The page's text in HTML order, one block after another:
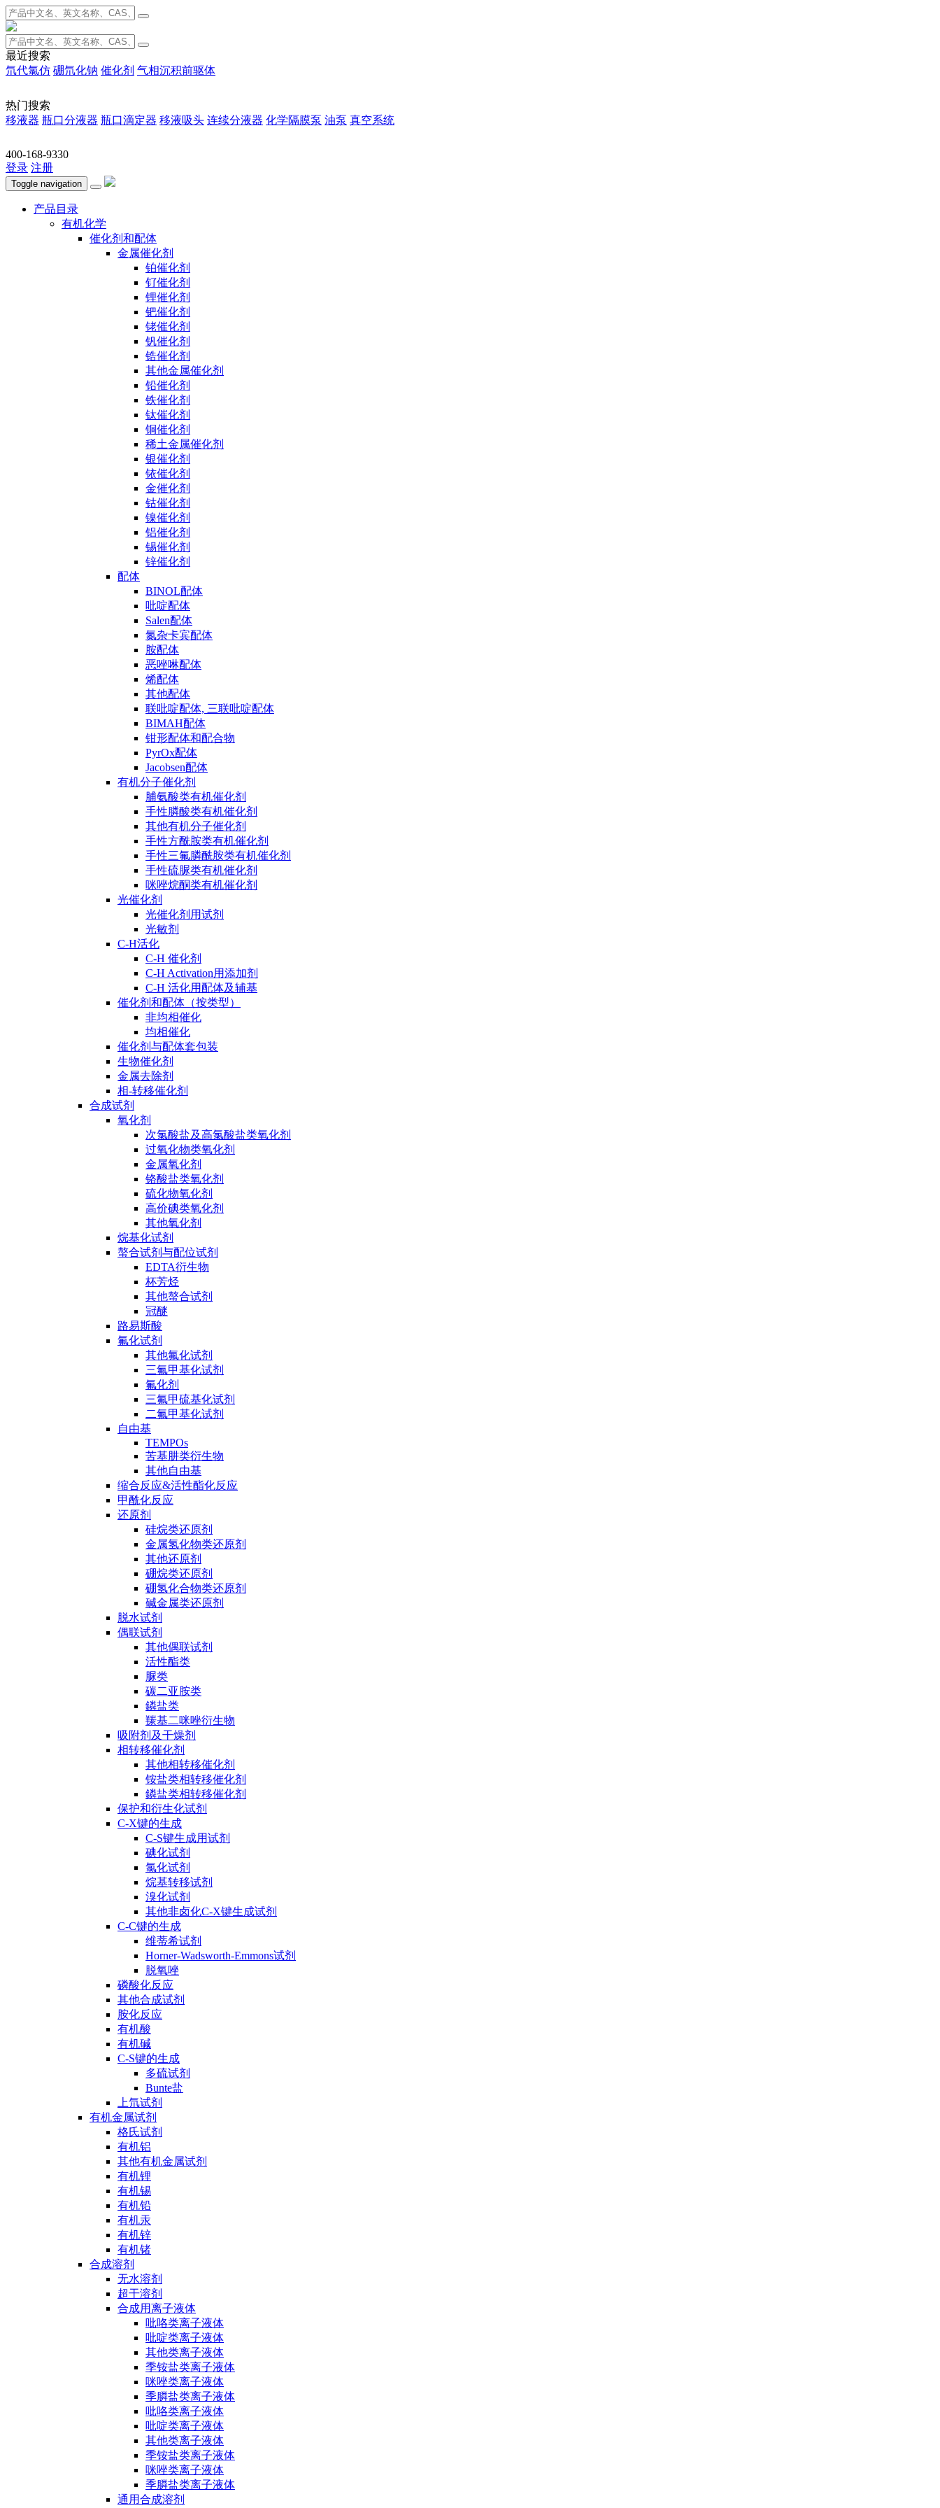
最近搜索
氘代氯仿 硼氘化钠 催化剂 气相沉积前驱体
热门搜索
移液器 瓶口分液器 瓶口滴定器 移液吸头 连续分液器 化学隔膜泵 油泵 真空系统
400-168-9330
登录 注册
Toggle navigation
产品目录
有机化学
催化剂和配体
金属催化剂
铂催化剂
钌催化剂
锂催化剂
钯催化剂
铑催化剂
钒催化剂
锆催化剂
其他金属催化剂
铅催化剂
铁催化剂
钛催化剂
铜催化剂
稀土金属催化剂
银催化剂
铱催化剂
金催化剂
钴催化剂
镍催化剂
铝催化剂
锡催化剂
锌催化剂
配体
BINOL配体
吡啶配体
Salen配体
氮杂卡宾配体
胺配体
恶唑啉配体
烯配体
其他配体
联吡啶配体, 三联吡啶配体
BIMAH配体
钳形配体和配合物
PyrOx配体
Jacobsen配体
有机分子催化剂
脯氨酸类有机催化剂
手性膦酸类有机催化剂
其他有机分子催化剂
手性方酰胺类有机催化剂
手性三氟膦酰胺类有机催化剂
手性硫脲类有机催化剂
咪唑烷酮类有机催化剂
光催化剂
光催化剂用试剂
光敏剂
C-H活化
C-H 催化剂
C-H Activation用添加剂
C-H 活化用配体及辅基
催化剂和配体（按类型）
非均相催化
均相催化
催化剂与配体套包装
生物催化剂
金属去除剂
相-转移催化剂
合成试剂
氧化剂
次氯酸盐及高氯酸盐类氧化剂
过氧化物类氧化剂
金属氧化剂
铬酸盐类氧化剂
硫化物氧化剂
高价碘类氧化剂
其他氧化剂
烷基化试剂
螯合试剂与配位试剂
EDTA衍生物
杯芳烃
其他螯合试剂
冠醚
路易斯酸
氟化试剂
其他氟化试剂
三氟甲基化试剂
氟化剂
三氟甲硫基化试剂
二氟甲基化试剂
自由基
TEMPOs
苦基肼类衍生物
其他自由基
缩合反应&活性酯化反应
甲酰化反应
还原剂
硅烷类还原剂
金属氢化物类还原剂
其他还原剂
硼烷类还原剂
硼氢化合物类还原剂
碱金属类还原剂
脱水试剂
偶联试剂
其他偶联试剂
活性酯类
脲类
碳二亚胺类
鏻盐类
羰基二咪唑衍生物
吸附剂及干燥剂
相转移催化剂
其他相转移催化剂
铵盐类相转移催化剂
鏻盐类相转移催化剂
保护和衍生化试剂
C-X键的生成
C-S键生成用试剂
碘化试剂
氯化试剂
烷基转移试剂
溴化试剂
其他非卤化C-X键生成试剂
C-C键的生成
维蒂希试剂
Horner-Wadsworth-Emmons试剂
脱氧唑
磷酸化反应
其他合成试剂
胺化反应
有机酸
有机碱
C-S键的生成
多硫试剂
Bunte盐
上氘试剂
有机金属试剂
格氏试剂
有机铝
其他有机金属试剂
有机锂
有机锡
有机铅
有机汞
有机锌
有机锗
合成溶剂
无水溶剂
超干溶剂
合成用离子液体
吡咯类离子液体
吡啶类离子液体
其他类离子液体
季铵盐类离子液体
咪唑类离子液体
季膦盐类离子液体
吡咯类离子液体
吡啶类离子液体
其他类离子液体
季铵盐类离子液体
咪唑类离子液体
季膦盐类离子液体
通用合成溶剂